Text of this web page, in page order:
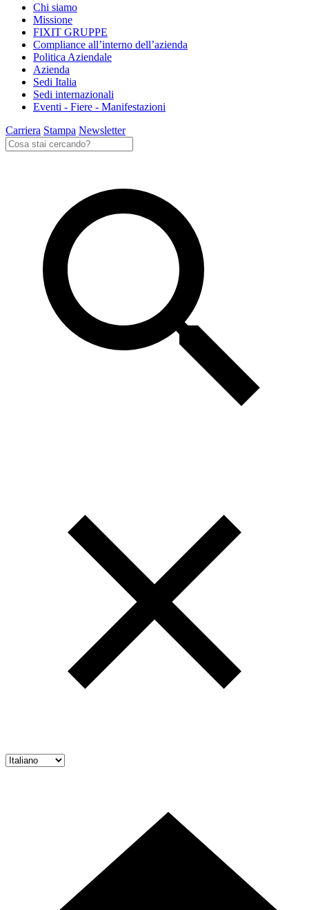
Chi siamo
Missione
FIXIT GRUPPE
Compliance all’interno dell’azienda
Politica Aziendale
Azienda
Sedi Italia
Sedi internazionali
Eventi - Fiere - Manifestazioni
Carriera Stampa Newsletter